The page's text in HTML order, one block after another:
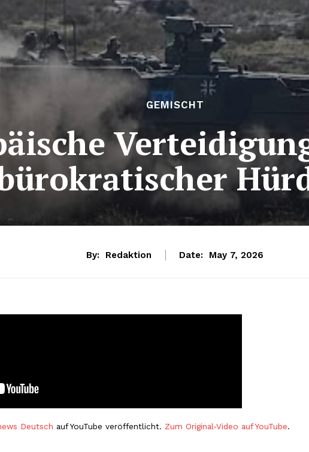
GEMISCHT
By: Redaktion Date: May 7, 2026
Deutsch auf YouTube veröffentlicht. Zum Original-Video auf YouTube.